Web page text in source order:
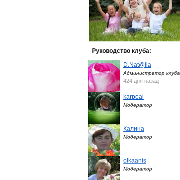
Руководство клуба:
D.Nat@lia
Администратор клуба
424 дня назад
karpoal
Модератор
Калина
Модератор
olkaanis
Модератор